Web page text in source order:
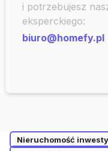
i potrzebujesz
eksperckiego:
biuro@homefy.pl
Nieruchomość